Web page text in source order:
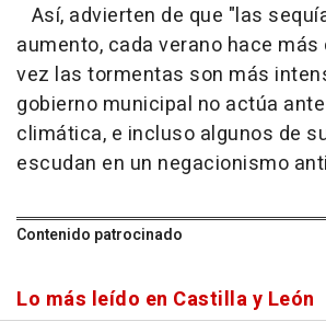
Así, advierten de que "las
aumento, cada verano hace
vez las tormentas son más
gobierno municipal no actúa
climática, e incluso algunos de
escudan en un negacionismo
Contenido patrocinado
Lo más leído en Castilla y León